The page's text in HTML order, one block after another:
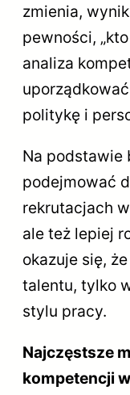
zmienia,
pewności,
analiza
politykę i
Na podstawie
podejmować
rekrutacjach
ale też lepiej
okazuje się,
talentu, tylko
stylu pracy.
Najczęstsze
kompetencji